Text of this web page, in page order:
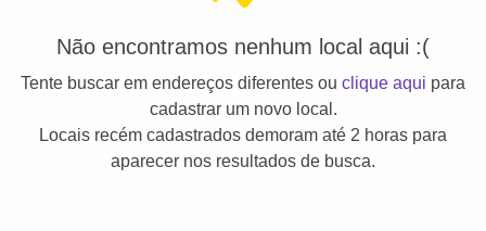
Não encontramos nenhum local aqui :(
Tente buscar em endereços diferentes ou clique aqui para
cadastrar um novo local.
Locais recém cadastrados demoram até 2 horas para
aparecer nos resultados de busca.